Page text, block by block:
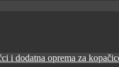
i dodatna oprema za